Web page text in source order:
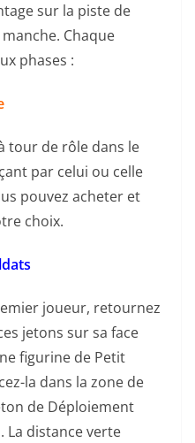
sur la piste de
Chaque
phases :
tour de rôle dans le
par celui ou celle
pouvez acheter et
choix.
joueur, retournez
jetons sur sa face
figurine de Petit
la dans la zone de
de Déploiement
distance verte